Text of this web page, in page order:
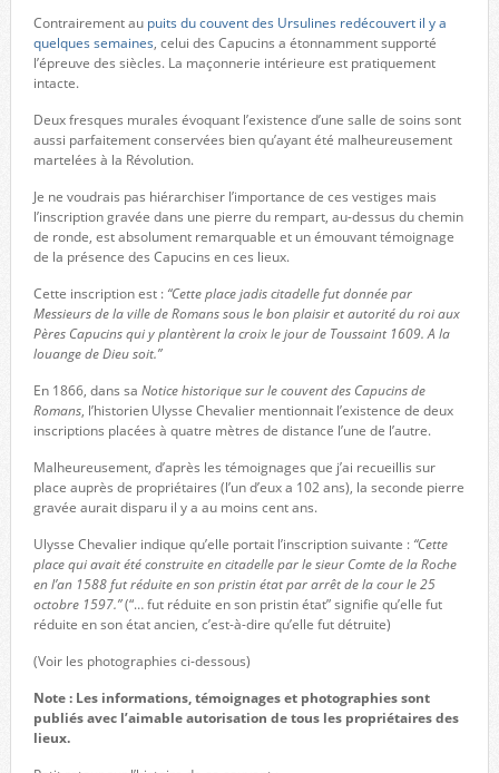
Contrairement au puits du couvent des Ursulines redécouvert il y a
quelques semaines, celui des Capucins a étonnamment supporté
l’épreuve des siècles. La maçonnerie intérieure est pratiquement
intacte.
Deux fresques murales évoquant l’existence d’une salle de soins sont
aussi parfaitement conservées bien qu’ayant été malheureusement
martelées à la Révolution.
Je ne voudrais pas hiérarchiser l’importance de ces vestiges mais
l’inscription gravée dans une pierre du rempart, au-dessus du chemin
de ronde, est absolument remarquable et un émouvant témoignage
de la présence des Capucins en ces lieux.
Cette inscription est : “Cette place jadis citadelle fut donnée par
Messieurs de la ville de Romans sous le bon plaisir et autorité du roi aux
Pères Capucins qui y plantèrent la croix le jour de Toussaint 1609. A la
louange de Dieu soit.”
En 1866, dans sa Notice historique sur le couvent des Capucins de
Romans, l’historien Ulysse Chevalier mentionnait l’existence de deux
inscriptions placées à quatre mètres de distance l’une de l’autre.
Malheureusement, d’après les témoignages que j’ai recueillis sur
place auprès de propriétaires (l’un d’eux a 102 ans), la seconde pierre
gravée aurait disparu il y a au moins cent ans.
Ulysse Chevalier indique qu’elle portait l’inscription suivante : “Cette
place qui avait été construite en citadelle par le sieur Comte de la Roche
en l’an 1588 fut réduite en son pristin état par arrêt de la cour le 25
octobre 1597.”(“… fut réduite en son pristin état” signifie qu’elle fut
réduite en son état ancien, c’est-à-dire qu’elle fut détruite)
(Voir les photographies ci-dessous)
Note : Les informations, témoignages et photographies sont
publiés avec l’aimable autorisation de tous les propriétaires des
lieux.